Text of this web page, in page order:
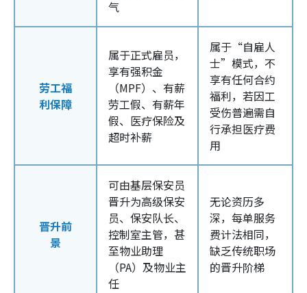
气
劳工福
利保障
属于正式雇员，
享有强积金
（MPF）、有薪
劳工假、有薪年
假、医疗保险及
超时补薪
属于“自雇人
士”模式，不
享有任何合约
福利，若因工
受伤普遍需自
行承担医疗费
用
晋升前
景
可由基层保安员
晋升为高级保安
员、保安队长、
控制室主管，甚
至物业助理
（PA）及物业主
任
无论资历多
深，每单服务
费计法相同，
缺乏传统职场
的晋升阶梯